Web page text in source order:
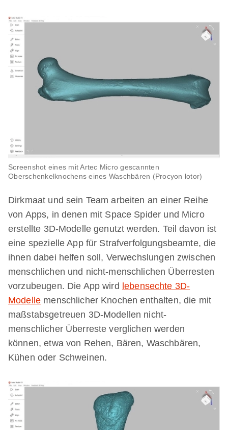
Screenshot eines mit Artec Micro gescannten
Oberschenkelknochens eines Waschbären (Procyon lotor)
Dirkmaat und sein Team arbeiten an einer Reihe
von Apps, in denen mit Space Spider und Micro
erstellte 3D-Modelle genutzt werden. Teil davon ist
eine spezielle App für Strafverfolgungsbeamte, die
ihnen dabei helfen soll, Verwechslungen zwischen
menschlichen und nicht-menschlichen Überresten
vorzubeugen. Die App wird lebensechte 3D-
Modelle menschlicher Knochen enthalten, die mit
maßstabsgetreuen 3D-Modellen nicht-
menschlicher Überreste verglichen werden
können, etwa von Rehen, Bären, Waschbären,
Kühen oder Schweinen.